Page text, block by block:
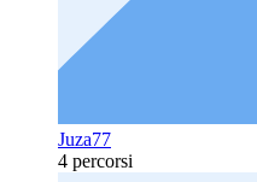
Juza77
4 percorsi